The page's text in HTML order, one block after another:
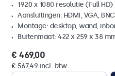
1920 x 1080 resolutie (Full HD)
Aansluitingen: HDMI, VGA,
Montage: desktop, wand,
Buitenmaat: 422 x 259 x 38
€ 469,00
€ 567,49 incl. btw